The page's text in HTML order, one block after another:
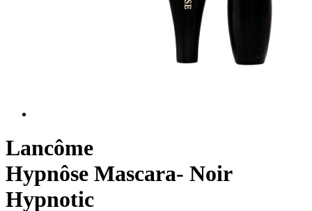
Lancôme
Hypnôse Mascara- Noir
Hypnotic